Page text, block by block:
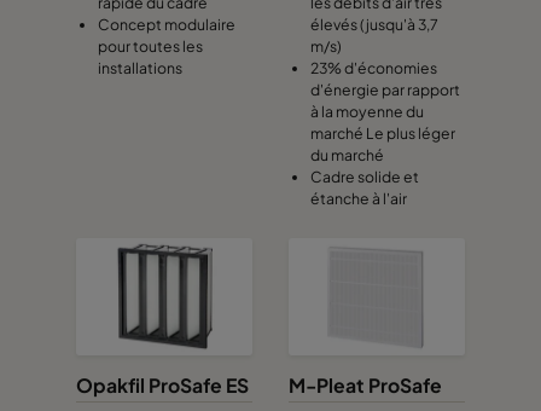
0160 592x592x370-10 ePM1 60%
ePM1 60% F7
ePM1 60%
0160 592x490x370-10
0160 490x490x370-8
0160 592x287x370-10 ePM1 60% F7
Concept modulaire
pour toutes les
installations
élevés (jusqu'à 3,7
m/s)
23% d'économies
d'énergie par rapport
à la moyenne du
marché Le plus léger
du marché
Cadre solide et
étanche à l'air
Opakfil ProSafe ES M-Pleat ProSafe